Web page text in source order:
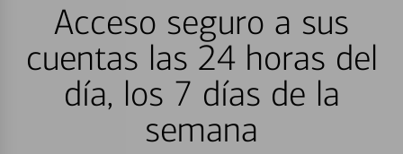
Acceso seguro a sus
cuentas las 24 horas del
día, los 7 días de la
semana